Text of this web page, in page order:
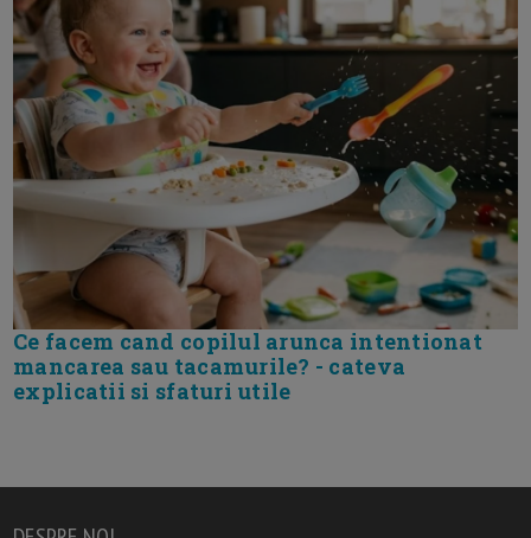
Ce facem cand copilul arunca intentionat
mancarea sau tacamurile? - cateva
explicatii si sfaturi utile